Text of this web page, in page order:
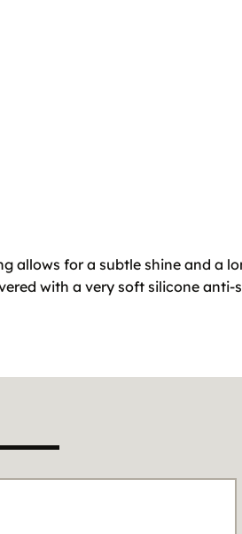
allows for a subtle shine and a
with a very soft silicone anti-